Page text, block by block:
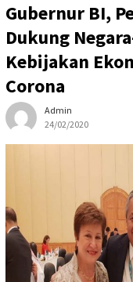
Gubernur BI,
Dukung
Kebijakan
Corona
Admin
24/02/2020